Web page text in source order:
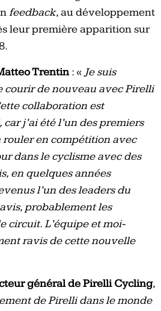
feedback, au développement
leur première apparition sur
Trentin: «Je suis
courir de nouveau avec Pirelli
collaboration est
j’ai été l’un des premiers
rouler en compétition avec
dans le cyclisme avec des
en quelques années
l’un des leaders du
probablement les
circuit. L’équipe et moi-
ravis de cette nouvelle
général de Pirelli Cycling,
de Pirelli dans le monde